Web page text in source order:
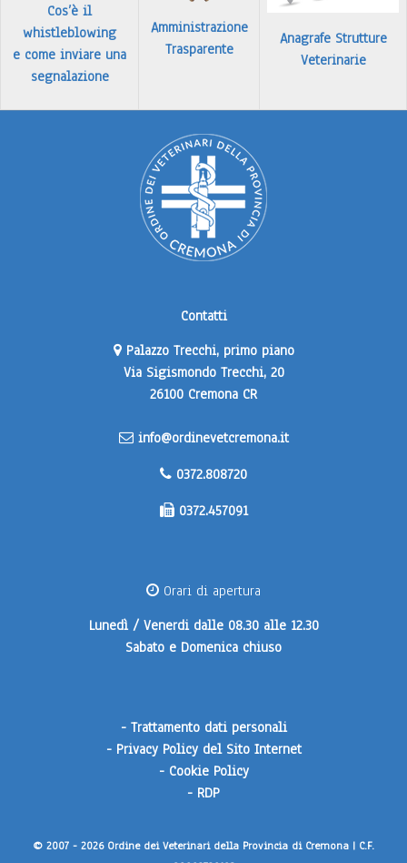
Cos’è il
whistleblowing
e come inviare una
segnalazione
Amministrazione
Trasparente
Anagrafe Strutture
Veterinarie
Contatti
Palazzo Trecchi, primo piano
Via Sigismondo Trecchi, 20
26100 Cremona CR
info@ordinevetcremona.it
0372.808720
0372.457091
Orari di apertura
Lunedì / Venerdidalle 08.30 alle 12.30
Sabato e Domenica chiuso
- Trattamento dati personali
- Privacy Policy del Sito Internet
- Cookie Policy
- RDP
© 2007 - 2026 Ordine dei Veterinari della Provincia di Cremona | C.F.